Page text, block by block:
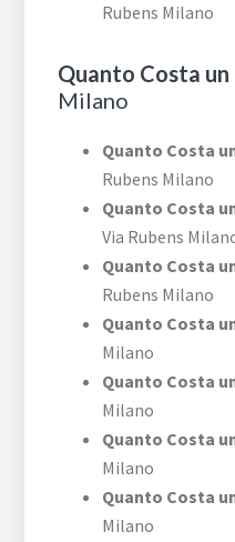
Rubens Milano
Quanto Costa un
Milano
Quanto Costa
Rubens Milano
Quanto Costa
Via Rubens
Quanto Costa
Rubens Milano
Quanto Costa
Milano
Quanto Costa
Milano
Quanto Costa
Milano
Quanto Costa
Milano